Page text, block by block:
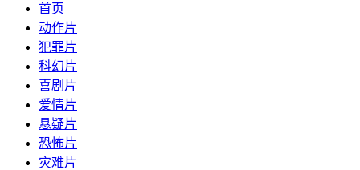
首页
动作片
犯罪片
科幻片
喜剧片
爱情片
悬疑片
恐怖片
灾难片